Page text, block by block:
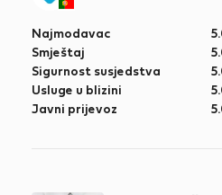
Najmodavac
Smještaj
Sigurnost susjedstva
Usluge u blizini
Javni prijevoz